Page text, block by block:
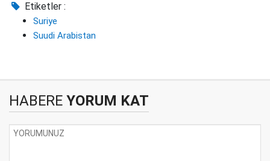
Etiketler :
Suriye
Suudi Arabistan
HABERE YORUM KAT